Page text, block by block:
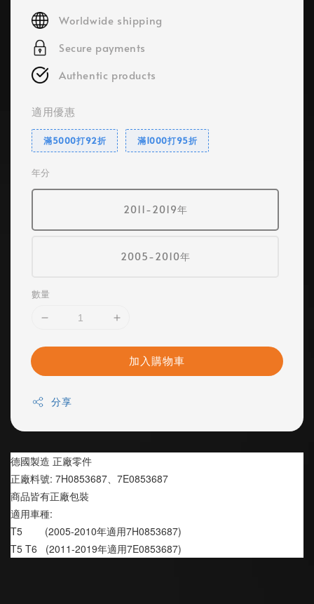
price
Worldwide shipping
Secure payments
Authentic products
適用優惠
滿5000打92折 滿1000打95折
年分
2011-2019年
2005-2010年
數量
加入購物車
分享
德國製造 正廠零件
正廠料號: 7H0853687、7E0853687
商品皆有正廠包裝
適用車種:
T5        (2005-2010年適用7H0853687)
T5 T6   (2011-2019年適用7E0853687)